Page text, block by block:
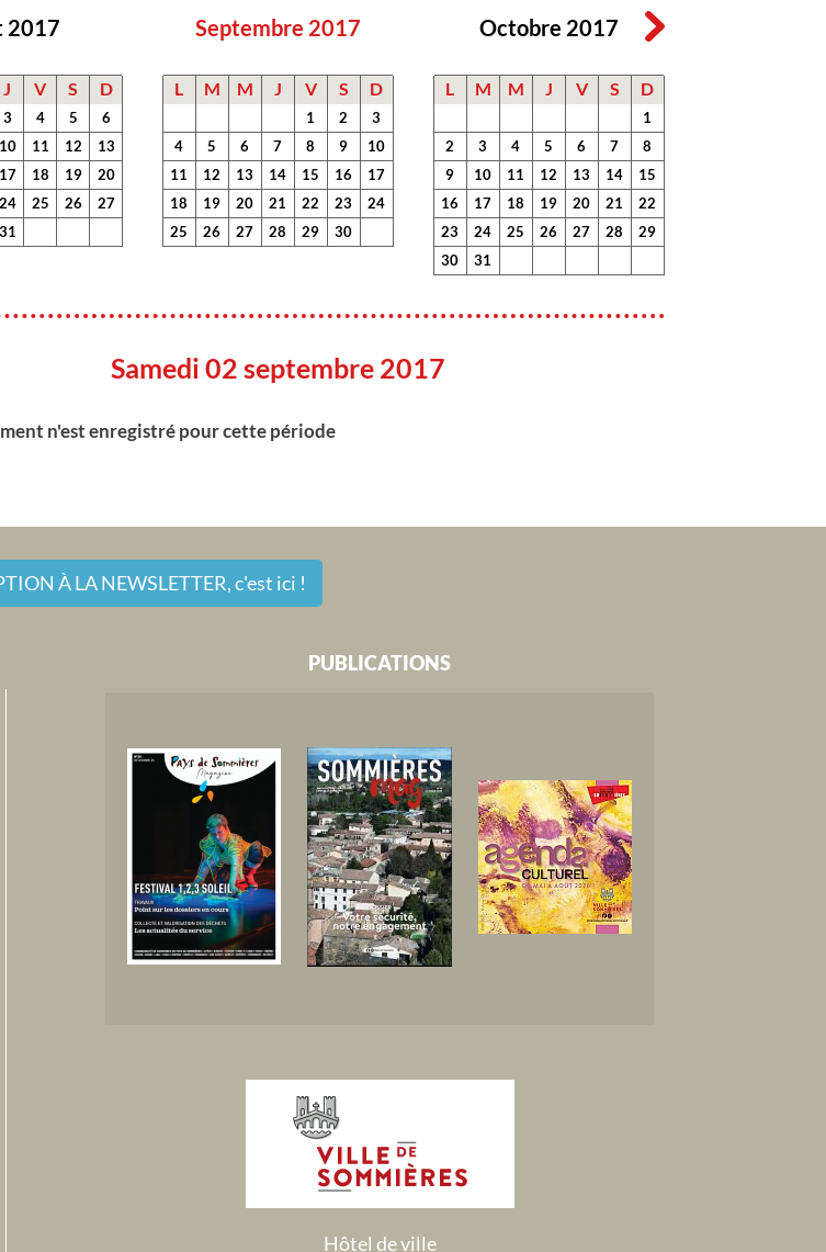
2017
J V S D
3 4 5
6
10 11 12
13
17 18 19
20
24 25 26
27
31
Septembre 2017
L M M J V S D
1 2
3
4
5 6 7 8 9
10
11
12 13 14 15 16
17
18
19 20 21 22 23
24
25
26 27 28 29 30
Octobre 2017
L M M J V S D
1
2
3 4 5 6 7
8
9
10 11 12 13 14
15
16
17 18 19 20 21
22
23
24 25 26 27 28
29
30
31
Samedi 02 septembre 2017
n'est enregistré pour cette période
À LA NEWSLETTER,c'est ici !
PUBLICATIONS
Hôtel de ville